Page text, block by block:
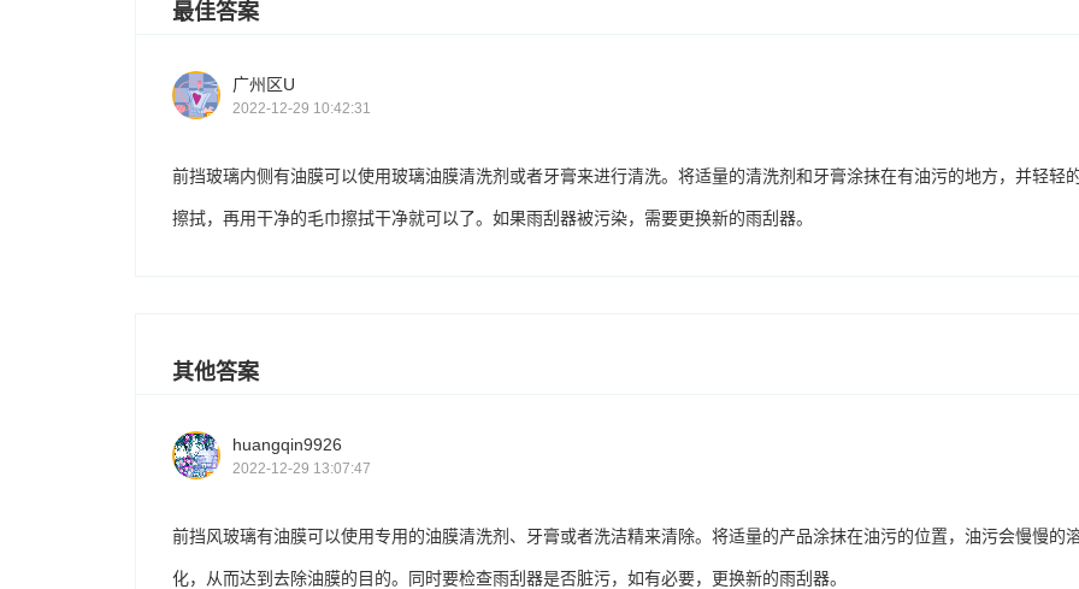
最佳答案
广州区U
2022-12-29 10:42:31
前挡玻璃内侧有油膜可以使用玻璃油膜清洗剂或者牙膏来进行清洗。将适量的清洗剂和牙膏涂抹在有油污的地方，并轻轻
擦拭，再用干净的毛巾擦拭干净就可以了。如果雨刮器被污染，需要更换新的雨刮器。
其他答案
huangqin9926
2022-12-29 13:07:47
前挡风玻璃有油膜可以使用专用的油膜清洗剂、牙膏或者洗洁精来清除。将适量的产品涂抹在油污的位置，油污会慢慢的
化，从而达到去除油膜的目的。同时要检查雨刮器是否脏污，如有必要，更换新的雨刮器。